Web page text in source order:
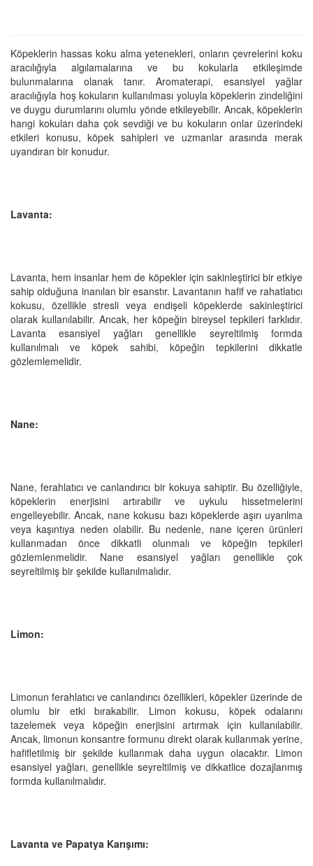
Köpeklerin hassas koku alma yetenekleri, onların çevrelerini koku
aracılığıyla algılamalarına ve bu kokularla etkileşimde
bulunmalarına olanak tanır. Aromaterapi, esansiyel yağlar
aracılığıyla hoş kokuların kullanılması yoluyla köpeklerin zindeliğini
ve duygu durumlarını olumlu yönde etkileyebilir. Ancak, köpeklerin
hangi kokuları daha çok sevdiği ve bu kokuların onlar üzerindeki
etkileri konusu, köpek sahipleri ve uzmanlar arasında merak
uyandıran bir konudur.
Lavanta:
Lavanta, hem insanlar hem de köpekler için sakinleştirici bir etkiye
sahip olduğuna inanılan bir esanstır. Lavantanın hafif ve rahatlatıcı
kokusu, özellikle stresli veya endişeli köpeklerde sakinleştirici
olarak kullanılabilir. Ancak, her köpeğin bireysel tepkileri farklıdır.
Lavanta esansiyel yağları genellikle seyreltilmiş formda
kullanılmalı ve köpek sahibi, köpeğin tepkilerini dikkatle
gözlemlemelidir.
Nane:
Nane, ferahlatıcı ve canlandırıcı bir kokuya sahiptir. Bu özelliğiyle,
köpeklerin enerjisini artırabilir ve uykulu hissetmelerini
engelleyebilir. Ancak, nane kokusu bazı köpeklerde aşırı uyarılma
veya kaşıntıya neden olabilir. Bu nedenle, nane içeren ürünleri
kullanmadan önce dikkatli olunmalı ve köpeğin tepkileri
gözlemlenmelidir. Nane esansiyel yağları genellikle çok
seyreltilmiş bir şekilde kullanılmalıdır.
Limon:
Limonun ferahlatıcı ve canlandırıcı özellikleri, köpekler üzerinde de
olumlu bir etki bırakabilir. Limon kokusu, köpek odalarını
tazelemek veya köpeğin enerjisini artırmak için kullanılabilir.
Ancak, limonun konsantre formunu direkt olarak kullanmak yerine,
hafifletilmiş bir şekilde kullanmak daha uygun olacaktır. Limon
esansiyel yağları, genellikle seyreltilmiş ve dikkatlice dozajlanmış
formda kullanılmalıdır.
Lavanta ve Papatya Karışımı: